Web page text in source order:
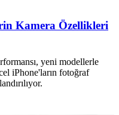
Kamera Özellikleri
yeni modellerle
iPhone'ların fotoğraf